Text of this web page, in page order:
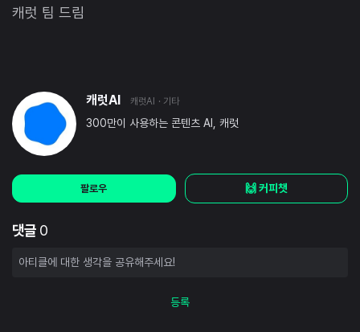
캐럿 팀 드림
캐럿AI 캐럿AI · 기타
300만이 사용하는 콘텐츠 AI, 캐럿
팔로우 🙌 커피챗
댓글 0
등록